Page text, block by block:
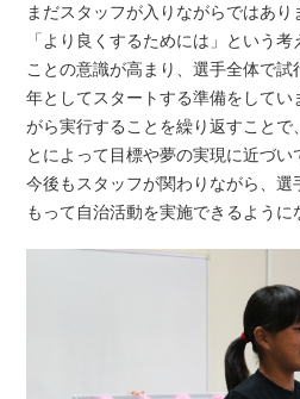
まだスタッフが入りながらではあ
「より良くするためには」という
ことの意識が高まり、選手全体で
年としてスタートする準備をして
がら実行することを繰り返すことで
とによって目標や夢の実現に近づい
今後もスタッフが関わりながら、
もって自治活動を実施できるように